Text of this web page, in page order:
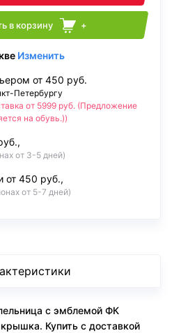
в корзину +
Изменить
от 450 руб.
Петербургу
от 5999 руб. (Предложение
на обувь.))
от 3-5 дней)
от 450 руб.,
от 5-7 дней)
с эмблемой ФК
Купить с доставкой